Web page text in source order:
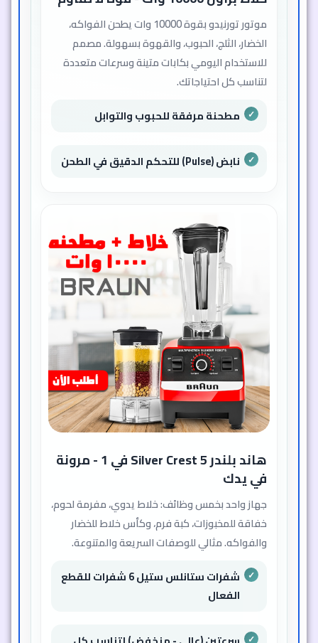
سرعات متعددة مع خاصية النبض
(Pulse) للتحكم الدقيق
هاند بلندر Silver Crest 5 في 1 - تنوع
في جهاز واحد
جهاز متعدد الوظائف يوفر عليك الوقت والجهد.
يأتي مع ملحقات تغطي كل احتياجات المطبخ من
الخلط إلى الفرم.
5 ملحقات: خفّاق، مفرمة لحوم، كبة
فرم، عصارة يدوية، وكأس خلاط
شفرات ستانلس ستيل بقدرة قطع